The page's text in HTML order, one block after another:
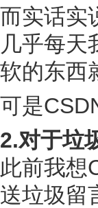
而实话实
几乎每天
软的东西
可是
2.对于垃
此前我想
送垃圾留